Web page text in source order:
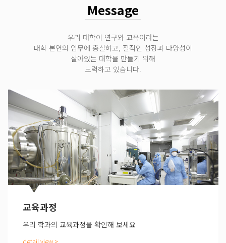
Message
우리 대학이 연구와 교육이라는
대학 본연의 임무에 충실하고, 질적인 성장과 다양성이
살아있는 대학을 만들기 위해
노력하고 있습니다.
교육과정
우리 학과의 교육과정을 확인해 보세요